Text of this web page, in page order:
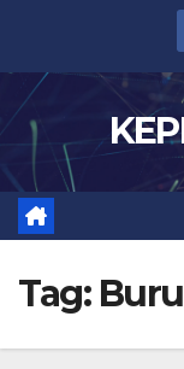
content
Tag: